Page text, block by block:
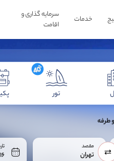
خدمات
سرمایه گذاری و
اقامت
تور
طرفه
مقصد
تهران